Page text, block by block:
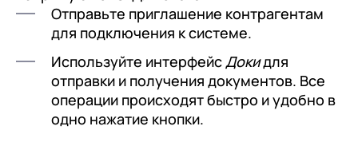
Отправьте приглашение контрагентам
для подключения к системе.
Используйте интерфейсДокидля
отправки и получения документов. Все
операции происходят быстро и удобно в
одно нажатие кнопки.